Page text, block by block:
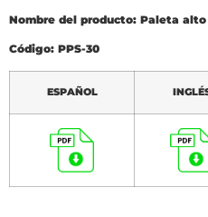
Nombre del producto: Paleta
Código: PPS-30
ESPAÑOL